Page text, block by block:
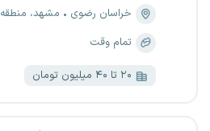
خراسان رضوی
مشهد، منطقه ۴، محله طلاب
تمام وقت
۲۰ تا ۴۰ میلیون تومان